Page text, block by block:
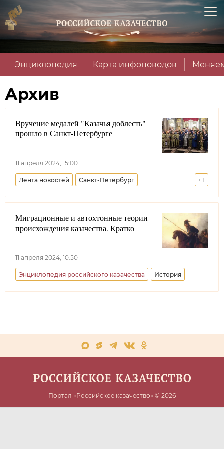
Энциклопедия Карта инфоповодов
Архив
Вручение медалей "Казачья доблесть"
прошло в Санкт-Петербурге
11 апреля 2024, 15:00
+ 1
Лента новостей Санкт-Петербург
Северо-Западное войсковое казачье общество
Миграционные и автохтонные теории
происхождения казачества. Кратко
11 апреля 2024, 10:50
Энциклопедия российского казачества История
Портал «Российское казачество» © 2026